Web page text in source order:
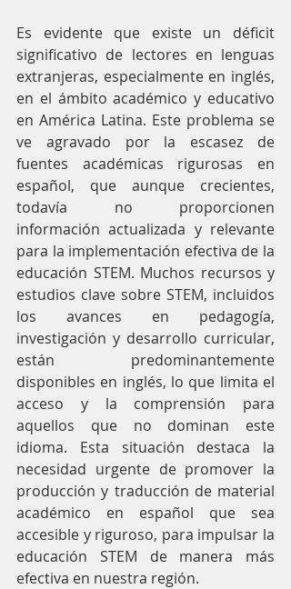
Es evidente que existe un déficit
significativo de lectores en lenguas
extranjeras, especialmente en inglés,
en el ámbito académico y educativo
en América Latina. Este problema se
ve agravado por la escasez de
fuentes académicas rigurosas en
español, que aunque crecientes,
todavía no proporcionen
información actualizada y relevante
para la implementación efectiva de la
educación STEM. Muchos recursos y
estudios clave sobre STEM, incluidos
los avances en pedagogía,
investigación y desarrollo curricular,
están predominantemente
disponibles en inglés, lo que limita el
acceso y la comprensión para
aquellos que no dominan este
idioma. Esta situación destaca la
necesidad urgente de promover la
producción y traducción de material
académico en español que sea
accesible y riguroso, para impulsar la
educación STEM de manera más
efectiva en nuestra región.